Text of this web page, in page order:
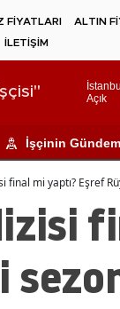
FİYATLARI ALTIN
İLETİŞİM
İstanbul
Açık
İşçinin
final mi yaptı? Eşref